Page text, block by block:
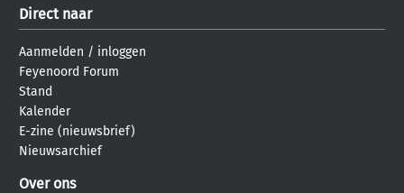
Direct naar
Aanmelden / inloggen
Feyenoord Forum
Stand
Kalender
E-zine (nieuwsbrief)
Nieuwsarchief
Over ons